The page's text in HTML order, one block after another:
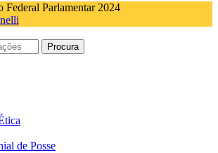
Federal Parlamentar 2024
Procura
de Posse